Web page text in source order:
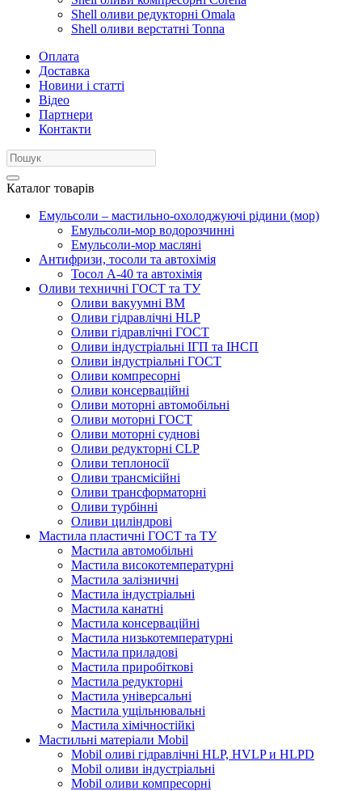
Shell оливи редукторні Omala
Shell оливи верстатні Tonna
Оплата
Доставка
Новини і статті
Відео
Партнери
Контакти
Каталог товарів
Емульсоли – мастильно-охолоджуючі рідини (мор)
Емульсоли-мор водорозчинні
Емульсоли-мор масляні
Антифризи, тосоли та автохімія
Тосол А-40 та автохімія
Оливи техничні ГОСТ та ТУ
Оливи вакуумні ВМ
Оливи гідравлічні HLP
Оливи гідравлічні ГОСТ
Оливи індустріальні ІГП та ІНСП
Оливи індустріальні ГОСТ
Оливи компресорні
Оливи консерваційні
Оливи моторні автомобільні
Оливи моторні ГОСТ
Оливи моторні суднові
Оливи редукторні CLP
Оливи теплоносії
Оливи трансмісійні
Оливи трансформаторні
Оливи турбінні
Оливи циліндрові
Мастила пластичні ГОСТ та ТУ
Мастила автомобільні
Мастила високотемпературні
Мастила залізничні
Мастила індустріальні
Мастила канатні
Мастила консерваційні
Мастила низькотемпературні
Мастила приладові
Мастила приробіткові
Мастила редукторні
Мастила універсальні
Мастила ущільнювальні
Мастила хімічностійкі
Мастильні матеріали Mobil
Mobil оливі гідравлічні HLP, HVLP и HLPD
Mobil оливи індустріальні
Mobil оливи компресорні